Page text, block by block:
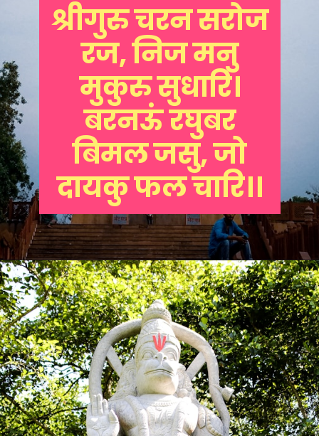
श्रीगुरु चरन सरोज
रज, निज मनु
मुकुरु सुधारि।
बरनऊं रघुबर
बिमल जसु, जो
दायकु फल चारि।।